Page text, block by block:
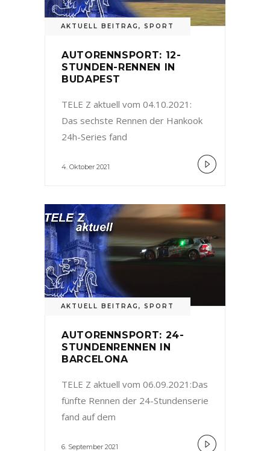
AKTUELL BEITRAG , SPORT
AUTORENNSPORT: 12-
STUNDEN-RENNEN IN
BUDAPEST
TELE Z aktuell vom 04.10.2021:
Das sechste Rennen der Hankook
24h-Series fand
4. Oktober 2021
AKTUELL BEITRAG , SPORT
AUTORENNSPORT: 24-
STUNDENRENNEN IN
BARCELONA
TELE Z aktuell vom 06.09.2021:Das
fünfte Rennen der 24-Stundenserie
fand auf dem
6. September 2021